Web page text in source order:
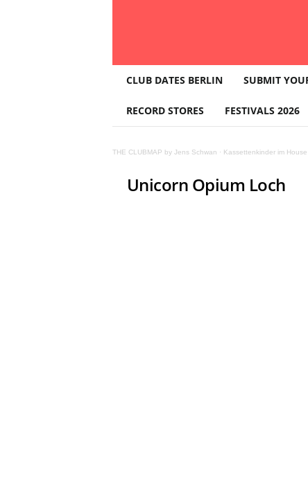
L
B
CLUB DATES BERLIN SUBMIT
RECORD STORES FESTIVALS 2026
THE CLUBMAP by Jens Schwan · Kassettenkinder im
Unicorn Opium Loch